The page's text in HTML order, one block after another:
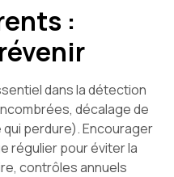
:
dans la détection
décalage de
perdure). Encourager
régulier pour éviter la
contrôles annuels